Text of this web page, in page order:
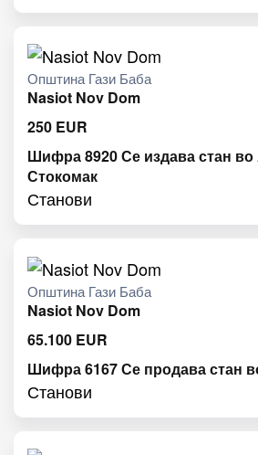
Општина Гази Баба
Nasiot Nov Dom
250 EUR
Шифра 8920 Се издава стан во
Стокомак
Станови
Општина Гази Баба
Nasiot Nov Dom
65.100 EUR
Шифра 6167 Се продава стан
Станови